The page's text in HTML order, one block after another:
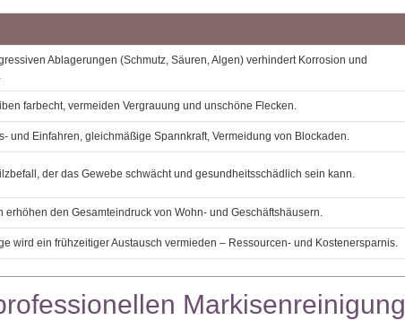
Ablagerungen (Schmutz, Säuren, Algen) verhindert Korrosion und
farbecht, vermeiden Vergrauung und unschöne Flecken.
und Einfahren, gleichmäßige Spannkraft, Vermeidung von Blockaden.
der das Gewebe schwächt und gesundheitsschädlich sein kann.
erhöhen den Gesamteindruck von Wohn‑ und Geschäftshäusern.
wird ein frühzeitiger Austausch vermieden – Ressourcen‑ und Kostenersparnis.
Markisenreinigung